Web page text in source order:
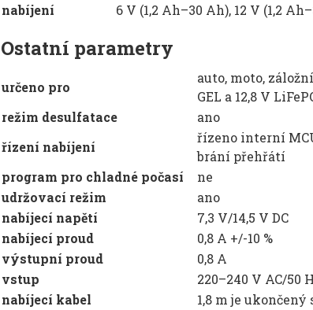
nabíjení
6 V (1,2 Ah–30 Ah), 12 V (1,2
Ostatní parametry
určeno pro
auto, moto,
GEL a 12,8 V
režim desulfatace
ano
řízení nabíjení
řízeno interní
brání přehřátí
program pro chladné počasí
ne
udržovací režim
ano
nabíjecí napětí
7,3 V/14,5 V DC
nabíjecí proud
0,8 A +/-10 %
výstupní proud
0,8 A
vstup
220–240 V AC/50
nabíjecí kabel
1,8 m je